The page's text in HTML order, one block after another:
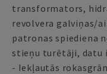
transformators,
revolvera galviņas/
patronas spiediena
stieņu turētāji, datu
- Iekļautās